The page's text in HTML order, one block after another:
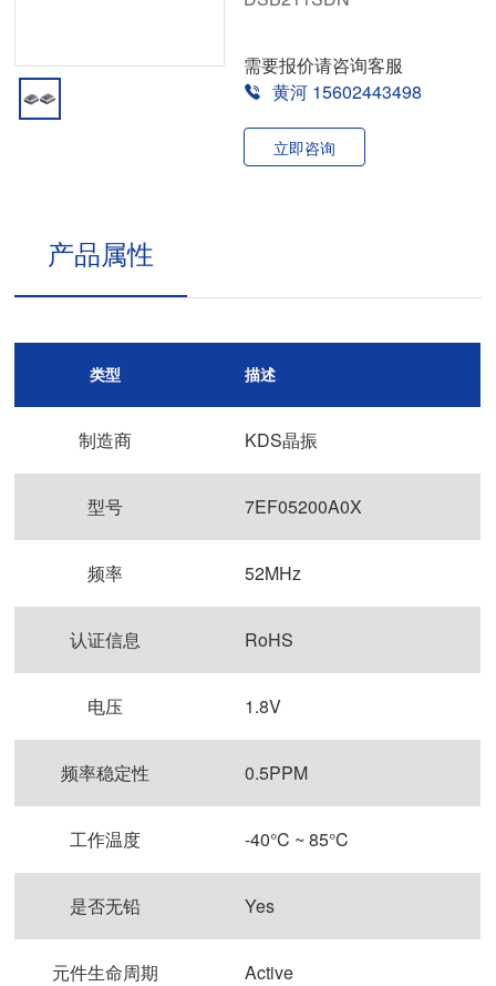
需要报价请咨询客服
黄河 15602443498
立即咨询
产品属性
类型 描述
制造商 KDS晶振
型号 7EF05200A0X
频率 52MHz
认证信息 RoHS
电压 1.8V
频率稳定性 0.5PPM
工作温度 -40°C ~ 85°C
是否无铅 Yes
元件生命周期 Active